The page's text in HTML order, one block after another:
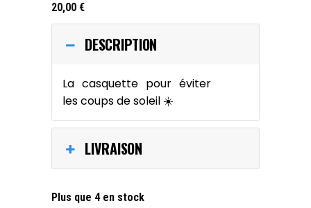
20,00 €
DESCRIPTION
La casquette pour éviter
les coups de soleil ☀️
LIVRAISON
Plus que 4 en stock